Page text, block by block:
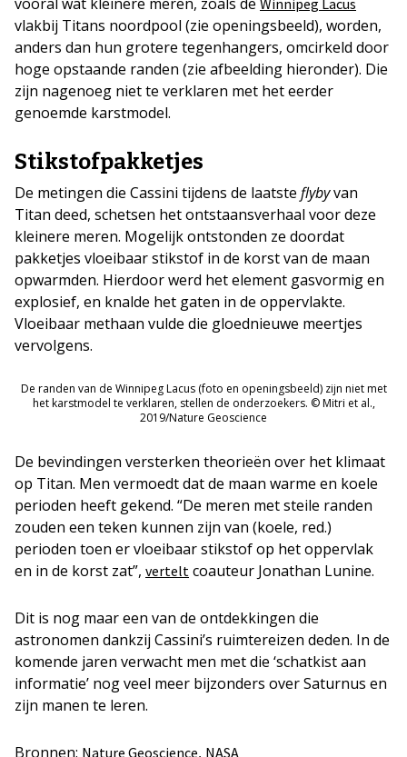
Winnipeg Lacus
vlakbij Titans noordpool (zie openingsbeeld), worden,
anders dan hun grotere tegenhangers, omcirkeld door
hoge opstaande randen (zie afbeelding hieronder). Die
zijn nagenoeg niet te verklaren met het eerder
genoemde karstmodel.
Stikstofpakketjes
De metingen die Cassini tijdens de laatste flybyvan
Titan deed, schetsen het ontstaansverhaal voor deze
kleinere meren. Mogelijk ontstonden ze doordat
pakketjes vloeibaar stikstof in de korst van de maan
opwarmden. Hierdoor werd het element gasvormig en
explosief, en knalde het gaten in de oppervlakte.
Vloeibaar methaan vulde die gloednieuwe meertjes
vervolgens.
De randen van de Winnipeg Lacus (foto en openingsbeeld) zijn niet met
het karstmodel te verklaren, stellen de onderzoekers. © Mitri et al.,
2019/Nature Geoscience
De bevindingen versterken theorieën over het klimaat
op Titan. Men vermoedt dat de maan warme en koele
perioden heeft gekend. “De meren met steile randen
zouden een teken kunnen zijn van (koele, red.)
perioden toen er vloeibaar stikstof op het oppervlak
en in de korst zat”, vertelt coauteur Jonathan Lunine.
Dit is nog maar een van de ontdekkingen die
astronomen dankzij Cassini’s ruimtereizen deden. In de
komende jaren verwacht men met die ‘schatkist aan
informatie’ nog veel meer bijzonders over Saturnus en
zijn manen te leren.
Bronnen: Nature Geoscience, NASA